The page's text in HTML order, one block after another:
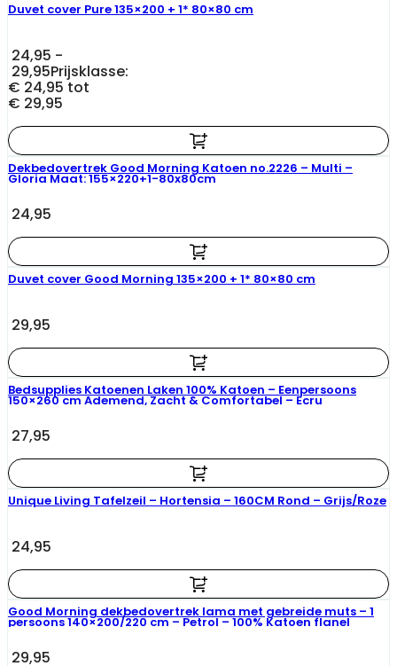
Duvet cover Pure 135×200 + 1* 80×80 cm
24,95 -
29,95Prijsklasse:
€ 24,95 tot
€ 29,95
Dekbedovertrek Good Morning Katoen no.2226 – Multi –
Gloria Maat: 155×220+1-80x80cm
24,95
Duvet cover Good Morning 135×200 + 1* 80×80 cm
29,95
Bedsupplies Katoenen Laken 100% Katoen – Eenpersoons
150×260 cm Ademend, Zacht & Comfortabel – Ecru
27,95
Unique Living Tafelzeil – Hortensia – 160CM Rond – Grijs/Roze
24,95
Good Morning dekbedovertrek lama met gebreide muts – 1
persoons 140×200/220 cm – Petrol – 100% Katoen flanel
29,95